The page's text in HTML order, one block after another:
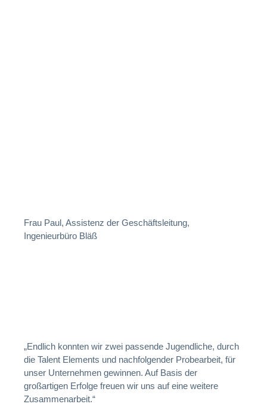
Frau Paul, Assistenz der Geschäftsleitung,
Ingenieurbüro Bläß
„Endlich konnten wir zwei passende Jugendliche, durch
die Talent Elements und nachfolgender Probearbeit, für
unser Unternehmen gewinnen. Auf Basis der
großartigen Erfolge freuen wir uns auf eine weitere
Zusammenarbeit.“